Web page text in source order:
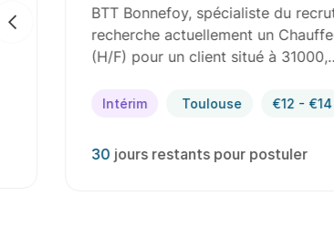
BTT Bonnefoy, spécialiste du
recherche actuellement un Chauffeur PL
(H/F) pour un client situé à 31000,…
Toulouse €12 - €14
jours restants pour postuler